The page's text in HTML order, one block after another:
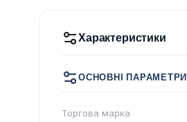
Характеристики
ОСНОВНІ ПАРАМЕТРИ
Торгова марка